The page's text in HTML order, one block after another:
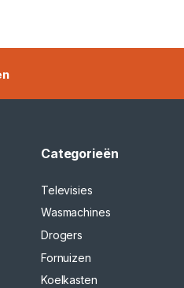
Categorieën
Televisies
Wasmachines
Drogers
Fornuizen
Koelkasten